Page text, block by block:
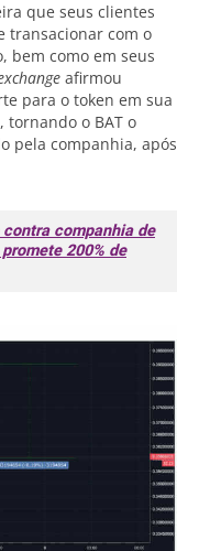
que seus clientes
transacionar com o
bem como em seus
afirmou
para o token em sua
o BAT o
pela companhia, após
companhia de
200% de